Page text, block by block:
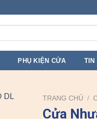
PHỤ KIỆN CỬA TIN
TRANG CHỦ /
Cửa